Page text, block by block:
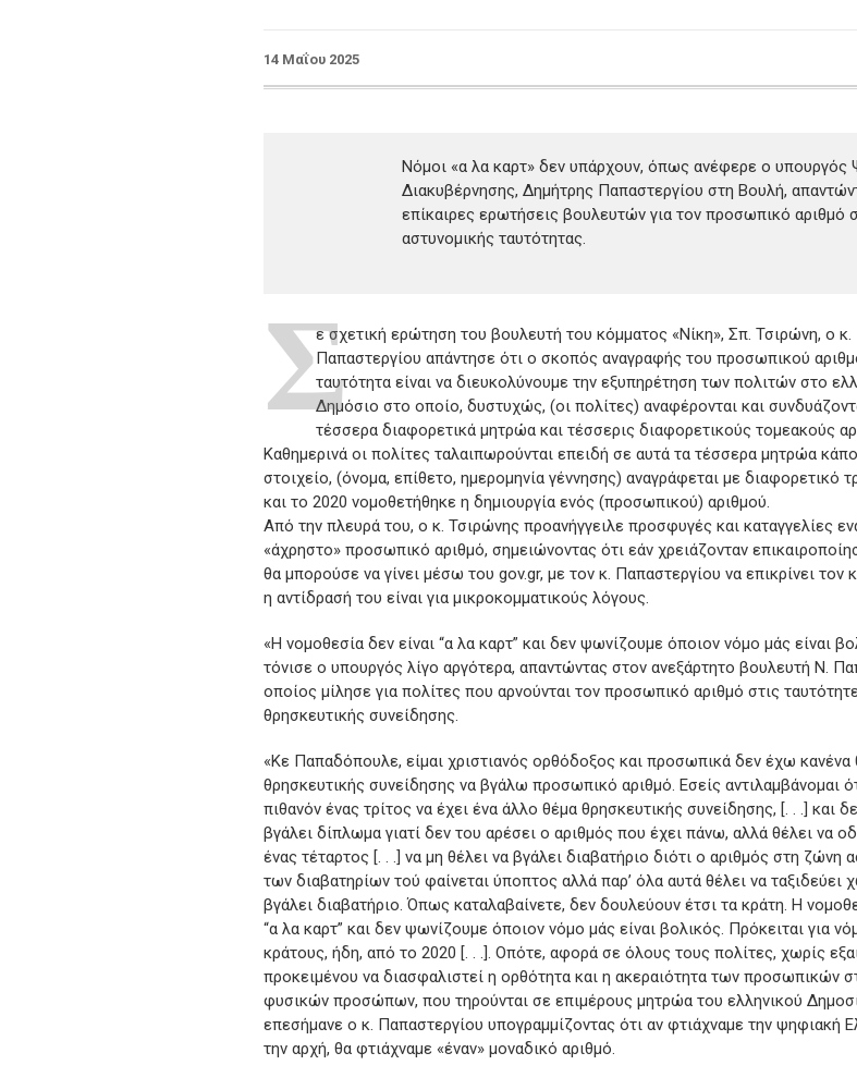
14 Μαΐου 2025
Νόμοι «α λα καρτ» δεν υπάρχουν, όπως ανέφερε ο υπουργός
Διακυβέρνησης, Δημήτρης Παπαστεργίου στη Βουλή,
επίκαιρες ερωτήσεις βουλευτών για τον προσωπικό αριθμό
αστυνομικής ταυτότητας.
Σε σχετική ερώτηση του βουλευτή του κόμματος «Νίκη», Σπ. Τσιρώνη, ο κ.
Παπαστεργίου απάντησε ότι ο σκοπός αναγραφής του προσωπικού
ταυτότητα είναι να διευκολύνουμε την εξυπηρέτηση των πολιτών στο
Δημόσιο στο οποίο, δυστυχώς, (οι πολίτες) αναφέρονται και
τέσσερα διαφορετικά μητρώα και τέσσερις διαφορετικούς τομεακούς
Καθημερινά οι πολίτες ταλαιπωρούνται επειδή σε αυτά τα τέσσερα μητρώα
στοιχείο, (όνομα, επίθετο, ημερομηνία γέννησης) αναγράφεται με διαφορετικό
και το 2020 νομοθετήθηκε η δημιουργία ενός (προσωπικού) αριθμού.
Από την πλευρά του, ο κ. Τσιρώνης προανήγγειλε προσφυγές και καταγγελίες
«άχρηστο» προσωπικό αριθμό, σημειώνοντας ότι εάν χρειάζονταν
θα μπορούσε να γίνει μέσω του gov.gr, με τον κ. Παπαστεργίου να επικρίνει τον
η αντίδρασή του είναι για μικροκομματικούς λόγους.
«Η νομοθεσία δεν είναι “α λα καρτ” και δεν ψωνίζουμε όποιον νόμο μάς είναι
τόνισε ο υπουργός λίγο αργότερα, απαντώντας στον ανεξάρτητο βουλευτή Ν.
οποίος μίλησε για πολίτες που αρνούνται τον προσωπικό αριθμό στις
θρησκευτικής συνείδησης.
«Κε Παπαδόπουλε, είμαι χριστιανός ορθόδοξος και προσωπικά δεν έχω κανένα
θρησκευτικής συνείδησης να βγάλω προσωπικό αριθμό. Εσείς αντιλαμβάνομαι
πιθανόν ένας τρίτος να έχει ένα άλλο θέμα θρησκευτικής συνείδησης, [. . .] και
βγάλει δίπλωμα γιατί δεν του αρέσει ο αριθμός που έχει πάνω, αλλά θέλει να
ένας τέταρτος [. . .] να μη θέλει να βγάλει διαβατήριο διότι ο αριθμός στη ζώνη
των διαβατηρίων τού φαίνεται ύποπτος αλλά παρ’ όλα αυτά θέλει να ταξιδεύει
βγάλει διαβατήριο. Όπως καταλαβαίνετε, δεν δουλεύουν έτσι τα κράτη. Η
“α λα καρτ” και δεν ψωνίζουμε όποιον νόμο μάς είναι βολικός. Πρόκειται για
κράτους, ήδη, από το 2020 [. . .]. Οπότε, αφορά σε όλους τους πολίτες, χωρίς
προκειμένου να διασφαλιστεί η ορθότητα και η ακεραιότητα των προσωπικών
φυσικών προσώπων, που τηρούνται σε επιμέρους μητρώα του ελληνικού
επεσήμανε ο κ. Παπαστεργίου υπογραμμίζοντας ότι αν φτιάχναμε την ψηφιακή
την αρχή, θα φτιάχναμε «έναν» μοναδικό αριθμό.